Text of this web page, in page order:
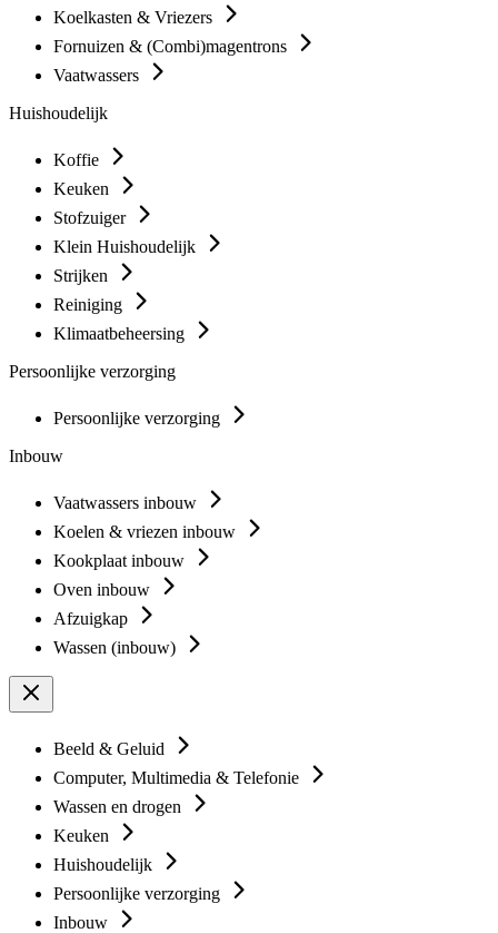
Koelkasten & Vriezers
Fornuizen & (Combi)magentrons
Vaatwassers
Huishoudelijk
Koffie
Keuken
Stofzuiger
Klein Huishoudelijk
Strijken
Reiniging
Klimaatbeheersing
Persoonlijke verzorging
Persoonlijke verzorging
Inbouw
Vaatwassers inbouw
Koelen & vriezen inbouw
Kookplaat inbouw
Oven inbouw
Afzuigkap
Wassen (inbouw)
Beeld & Geluid
Computer, Multimedia & Telefonie
Wassen en drogen
Keuken
Huishoudelijk
Persoonlijke verzorging
Inbouw